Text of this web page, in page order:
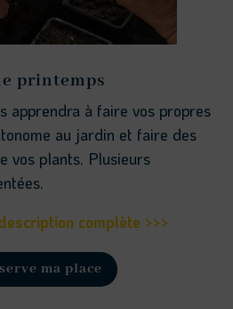
printemps
apprendra à faire vos propres
au jardin et faire des
vos plants. Plusieurs
complète >>>
ma place